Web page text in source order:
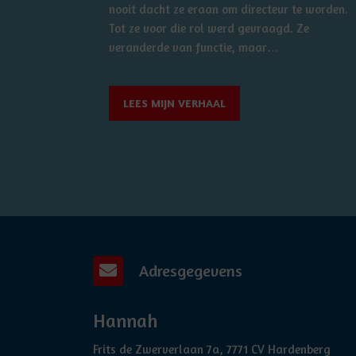
nooit dacht ze eraan om directeur te worden.
Tot ze voor die rol werd gevraagd. Ze
veranderde van functie, maar…
LEES MIJN VERHAAL
Adresgegevens
Hannah
Frits de Zwerverlaan 7a, 7771 CV Hardenberg